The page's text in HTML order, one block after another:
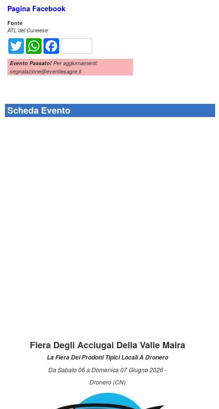
Pagina Facebook
Fonte
ATL del Cuneese
Twitter WhatsAppFacebook
Evento Passato! Per aggiornamenti:
segnalazione@eventiesagre.it
Scheda Evento
Fiera Degli Acciugai Della Valle Maira
La Fiera Dei Prodotti Tipici Locali A Dronero
Da Sabato 06 a Domenica 07 Giugno 2026 -
Dronero (CN)